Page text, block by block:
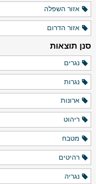
אזור השפלה
אזור הדרום
סנן תוצאות
נגרים
נגרות
ארונות
ריהוט
מטבח
רהיטים
נגריה